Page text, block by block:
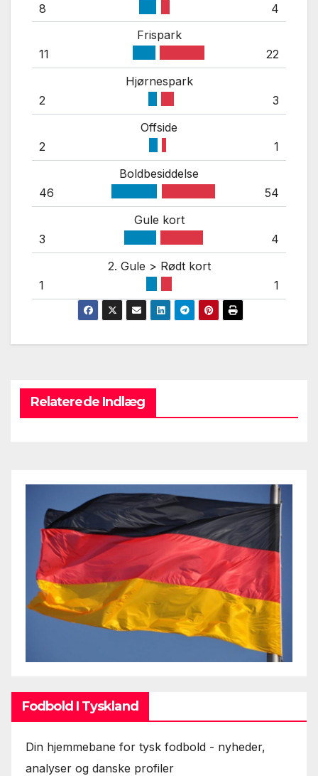
8
4
Frispark
11
22
Hjørnespark
2
3
Offside
2
1
Boldbesiddelse
46
54
Gule kort
3
4
2. Gule > Rødt kort
1
1
Relaterede Indlæg
Fodbold I Tyskland
Din hjemmebane for tysk fodbold - nyheder,
analyser og danske profiler